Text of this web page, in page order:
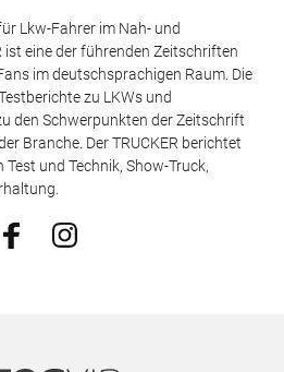
Lkw-Fahrer im Nah- und
ist eine der führenden Zeitschriften
im deutschsprachigen Raum. Die
zu LKWs und
den Schwerpunkten der Zeitschrift
Branche. Der TRUCKER berichtet
und Technik, Show-Truck,